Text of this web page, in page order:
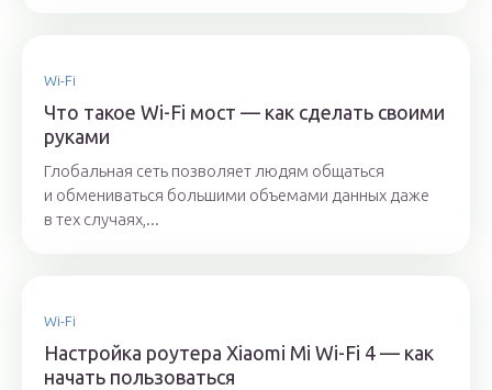
Wi-Fi
Что такое Wi-Fi мост — как сделать своими
руками
Глобальная сеть позволяет людям общаться
и обмениваться большими объемами данных даже
в тех случаях,...
Wi-Fi
Настройка роутера Xiaomi Mi Wi-Fi 4 — как
начать пользоваться